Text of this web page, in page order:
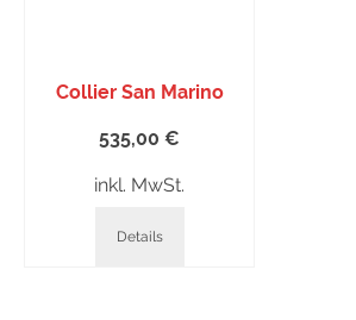
Collier San Marino
535,00 €
inkl. MwSt.
Details